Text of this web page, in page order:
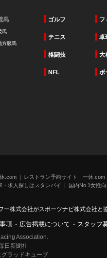
馬
馬
方競馬
ゴルフ フ
テニス 卓
格闘技 大
NFL ボ
.com
レストラン予約サイト 一休
・求人探しはスタンバイ
国内No.1女性
株式会社がスポーツナビ株式会社と
項 - 広告掲載について - スタッフ
Association.
日新聞社
ラッドキューブ